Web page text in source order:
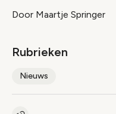
Door Maartje Springer
Rubrieken
Nieuws